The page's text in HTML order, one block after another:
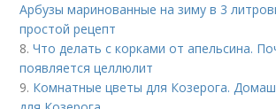
Арбузы маринованные на зиму в 3
простой рецепт
8.Что делать с корками от апельсина.
появляется целлюлит
9. Комнатные цветы для Козерога.